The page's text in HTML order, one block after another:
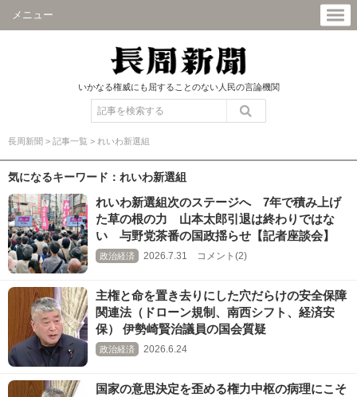
メニュー
いかなる権威にも屈することのない人民の言論機関
長周新聞 > 記事一覧 > れいわ新選組
気になるキーワード：れいわ新選組
れいわ新選組次のステージへ 7年で積み上げ
た草の根の力 山本太郎引退は終わりではな
い 与野党茶番の国政揺らせ【記者座談会】
政治経済 2026.7.31 コメント(2)
主権と命を置き去りにした穴だらけの安全保障
関連法（ドローン規制、南西シフト、経済安
保） 伊勢崎賢治議員の国会質疑
政治経済 2026.6.24
国家の意思決定を歪める権力中枢の病理にこそ